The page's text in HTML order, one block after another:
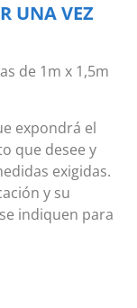
UNA VEZ
de 1m x 1,5m
expondrá el
que desee y
exigidas.
y su
indiquen para